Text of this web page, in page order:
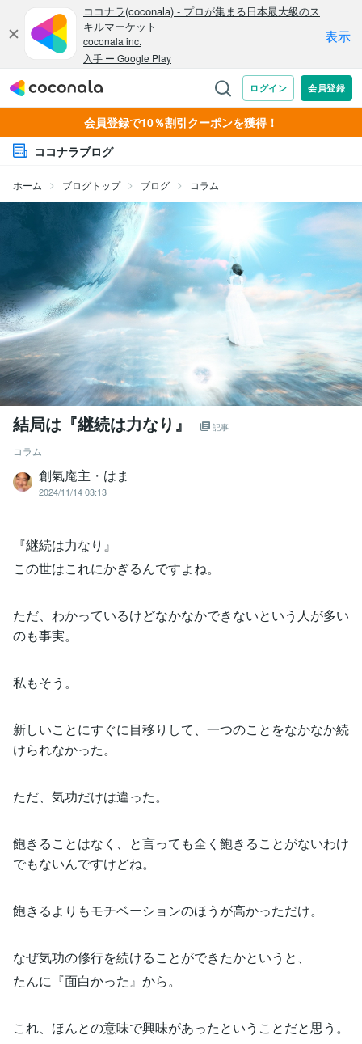
会員登録で10％割引クーポンを獲得！
ココナラブログ
ホーム ブログトップ ブログ コラム
結局は『継続は力なり』 記事
コラム
創氣庵主・はま
2024/11/14 03:13
『継続は力なり』
この世はこれにかぎるんですよね。
ただ、わかっているけどなかなかできないという人が多い
のも事実。
私もそう。
新しいことにすぐに目移りして、一つのことをなかなか続
けられなかった。
ただ、気功だけは違った。
飽きることはなく、と言っても全く飽きることがないわけ
でもないんですけどね。
飽きるよりもモチベーションのほうが高かっただけ。
なぜ気功の修行を続けることができたかというと、
たんに『面白かった』から。
これ、ほんとの意味で興味があったということだと思う。